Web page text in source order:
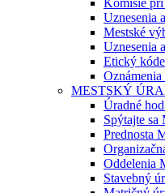
Komisie
Uznesenia
Mestské
Uznesenia
Etický
MESTSKÝ
Úradné
Spýtajte sa
Prednosta
Oddelenia
Stavebný